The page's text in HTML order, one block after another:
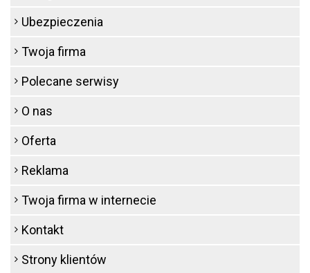
Ubezpieczenia
Twoja firma
Polecane serwisy
O nas
Oferta
Reklama
Twoja firma w internecie
Kontakt
Strony klientów